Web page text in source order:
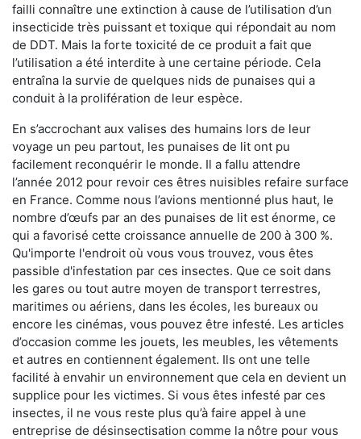
failli connaître une extinction à cause de l’utilisation d’un
insecticide très puissant et toxique qui répondait au nom
de DDT. Mais la forte toxicité de ce produit a fait que
l’utilisation a été interdite à une certaine période. Cela
entraîna la survie de quelques nids de punaises qui a
conduit à la prolifération de leur espèce.
En s’accrochant aux valises des humains lors de leur
voyage un peu partout, les punaises de lit ont pu
facilement reconquérir le monde. Il a fallu attendre
l’année 2012 pour revoir ces êtres nuisibles refaire surface
en France. Comme nous l’avions mentionné plus haut, le
nombre d’œufs par an des punaises de lit est énorme, ce
qui a favorisé cette croissance annuelle de 200 à 300 %.
Qu'importe l'endroit où vous vous trouvez, vous êtes
passible d'infestation par ces insectes. Que ce soit dans
les gares ou tout autre moyen de transport terrestres,
maritimes ou aériens, dans les écoles, les bureaux ou
encore les cinémas, vous pouvez être infesté. Les articles
d’occasion comme les jouets, les meubles, les vêtements
et autres en contiennent également. Ils ont une telle
facilité à envahir un environnement que cela en devient un
supplice pour les victimes. Si vous êtes infesté par ces
insectes, il ne vous reste plus qu’à faire appel à une
entreprise de désinsectisation comme la nôtre pour vous